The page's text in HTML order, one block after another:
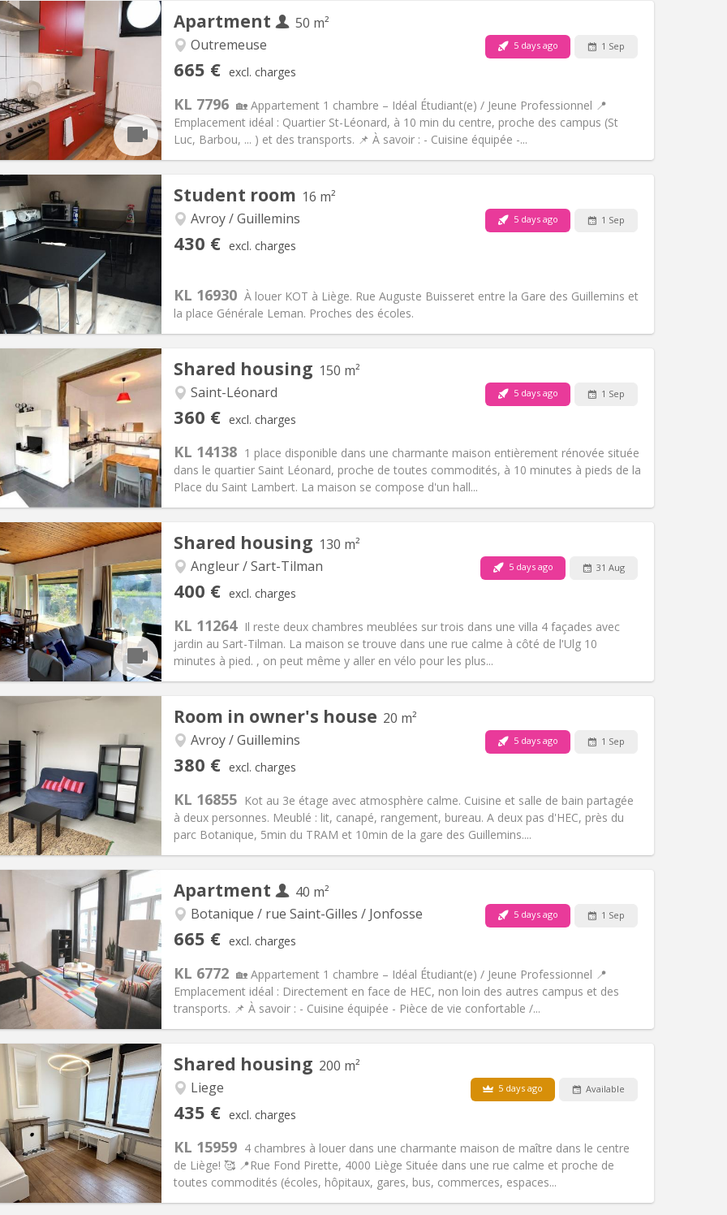
Info
€
0 €
12 months
No
Kitchen:Shared kitchen
Surface:80 m 2
Calm
Access for disabled: No
Apartment
50 m²
Outremeuse
665 € excl. charges
5 days ago 1 Sep
KL 7796 🏡 Appartement 1 chambre – Idéal Étudiant(e) / Jeune Professionnel 📍
Emplacement idéal : Quartier St-Léonard, à 10 min du centre, proche des campus (St
Luc, Barbou, ... ) et des transports. 📌 À savoir : - Cuisine équipée -...
Info
€
185 €
12 months
Bathroom:
Kitchen:Private (separate room)
Surface:50 m2
Warm, calm, studious
Access for disabled: No
Student room 16 m²
Avroy / Guillemins
430 € excl. charges
5 days ago 1 Sep
KL 16930 À louer KOT à Liège. Rue Auguste Buisseret entre la Gare des Guillemins et
la place Générale Leman. Proches des écoles.
Info
€
12 months
Kitchen: Shared kitchen
Surface:16 m2
Community
Access for disabled: No
Shared housing 150 m²
Saint-Léonard
360 € excl. charges
5 days ago 1 Sep
KL 14138 1 place disponible dans une charmante maison entièrement rénovée située
dans le quartier Saint Léonard, proche de toutes commodités, à 10 minutes à pieds de la
Place du Saint Lambert. La maison se compose d'un hall...
Info
€
65 €
12 months
No
Bathroom:
Kitchen: Shared kitchen
Surface:150 m2
Atmosphere:Community, studious
Access for disabled:No
Shared housing 130 m²
Angleur / Sart-Tilman
400 € excl. charges
5 days ago 31 Aug
KL 11264 Il reste deux chambres meublées sur trois dans une villa 4 façades avec
jardin au Sart-Tilman. La maison se trouve dans une rue calme à côté de l'Ulg 10
minutes à pied. , on peut même y aller en vélo pour les plus...
Info
€
105 €
12 months, 11 months, 10
Arrangement
Bathroom:Shared bathroom
Kitchen:
Surface:130 m2
Private rooms:1
Other
Access for disabled:No
Non-smoking
Room in owner's house 20 m²
Avroy / Guillemins
380 € excl. charges
5 days ago 1 Sep
KL 16855 Kot au 3e étage avec atmosphère calme. Cuisine et salle de bain partagée
à deux personnes. Meublé : lit, canapé, rangement, bureau. A deux pas d'HEC, près du
parc Botanique, 5min du TRAM et 10min de la gare des Guillemins....
Info
€
70 €
12 months
With conditions
Bathroom:
Kitchen:Shared kitchen
Surface:20 m 2
Studious, calm
Access for disabled: No
Apartment
40 m²
Botanique / rue Saint-Gilles / Jonfosse
665 € excl. charges
5 days ago 1 Sep
KL 6772 🏡 Appartement 1 chambre – Idéal Étudiant(e) / Jeune Professionnel 📍
Emplacement idéal : Directement en face de HEC, non loin des autres campus et des
transports. 📌 À savoir : - Cuisine équipée - Pièce de vie confortable /...
Info
€
185 €
12 months
With conditions
Bathroom:
Kitchen:
Surface:40 m2
Atmosphere:Studious, warm, calm
Access for disabled:No
Shared housing 200 m²
Liege
435 € excl. charges
5 days ago Available
KL 15959 4 chambres à louer dans une charmante maison de maître dans le centre
de Liège! 🥰 📍Rue Fond Pirette, 4000 Liège Située dans une rue calme et proche de
toutes commodités (écoles, hôpitaux, gares, bus, commerces, espaces...